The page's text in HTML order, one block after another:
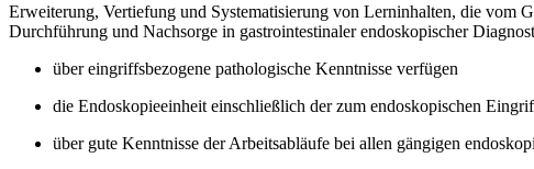
Erweiterung, Vertiefung und Systematisierung von Lerninhalten, die vom
Durchführung und Nachsorge in gastrointestinaler endoskopischer
über eingriffsbezogene pathologische Kenntnisse verfügen
die Endoskopieeinheit einschließlich der zum endoskopischen
über gute Kenntnisse der Arbeitsabläufe bei allen gängigen